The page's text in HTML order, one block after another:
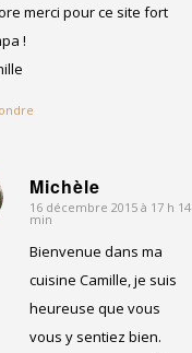
merci pour ce site fort
!
Michèle
dit
16 décembre 2015 à 17 h 14
min
Bienvenue dans ma
cuisine Camille, je suis
heureuse que vous
vous y sentiez bien.